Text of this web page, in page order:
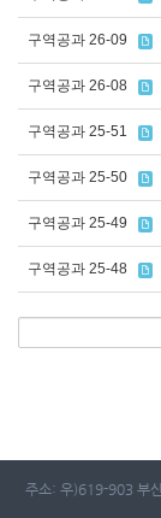
구역공과 26-09
구역공과 26-08
구역공과 25-51
구역공과 25-50
구역공과 25-49
구역공과 25-48
주소: 우)619-903 부